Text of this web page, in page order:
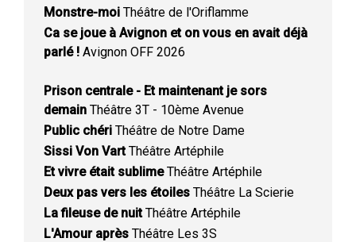
Monstre-moi Théâtre de l'Oriflamme
Ca se joue à Avignon et on vous en avait déjà
parlé ! Avignon OFF 2026
Prison centrale - Et maintenant je sors
demain Théâtre 3T - 10ème Avenue
Public chéri Théâtre de Notre Dame
Sissi Von VartThéâtre Artéphile
Et vivre était sublimeThéâtre Artéphile
Deux pas vers les étoiles Théâtre La Scierie
La fileuse de nuitThéâtre Artéphile
L'Amour après Théâtre Les 3S